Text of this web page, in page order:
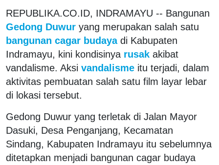
REPUBLIKA.CO.ID, INDRAMAYU -- Bangunan
Gedong Duwur yang merupakan salah satu
bangunan cagar budaya di Kabupaten
Indramayu, kini kondisinya rusak akibat
vandalisme. Aksi vandalisme itu terjadi, dalam
aktivitas pembuatan salah satu film layar lebar
di lokasi tersebut.
Gedong Duwur yang terletak di Jalan Mayor
Dasuki, Desa Penganjang, Kecamatan
Sindang, Kabupaten Indramayu itu sebelumnya
ditetapkan menjadi bangunan cagar budaya